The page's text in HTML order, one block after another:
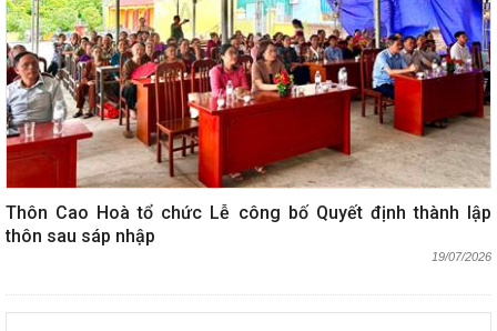
Thôn Cao Hoà tổ chức Lễ công bố Quyết định thành lập
thôn sau sáp nhập
19/07/2026